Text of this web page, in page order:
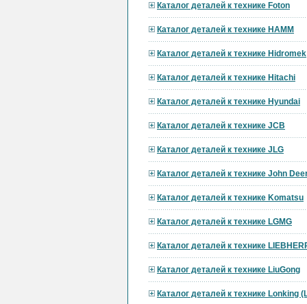
Каталог деталей к технике Foton
Каталог деталей к технике HAMM
Каталог деталей к технике Hidromek
Каталог деталей к технике Hitachi
Каталог деталей к технике Hyundai
Каталог деталей к технике JCB
Каталог деталей к технике JLG
Каталог деталей к технике John
Каталог деталей к технике Komatsu
Каталог деталей к технике LGMG
Каталог деталей к технике
Каталог деталей к технике LiuGong
Каталог деталей к технике Lonking